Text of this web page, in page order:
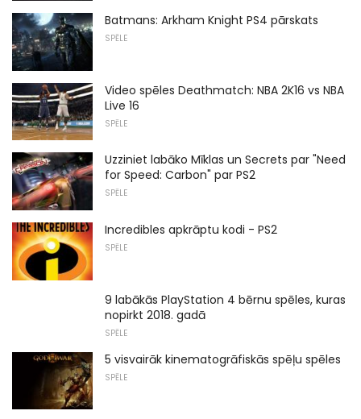
Batmans: Arkham Knight PS4 pārskats
SPĒLE
Video spēles Deathmatch: NBA 2K16 vs NBA
Live 16
SPĒLE
Uzziniet labāko Mīklas un Secrets par "Need
for Speed: Carbon" par PS2
SPĒLE
Incredibles apkrāptu kodi - PS2
SPĒLE
9 labākās PlayStation 4 bērnu spēles, kuras
nopirkt 2018. gadā
SPĒLE
5 visvairāk kinematogrāfiskās spēļu spēles
SPĒLE